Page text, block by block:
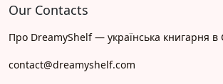
Our Contacts
Про DreamyShelf — українська книгарня
contact@dreamyshelf.com